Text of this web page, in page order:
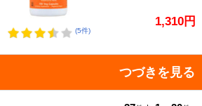
(5件)
1,310円
つづきを見る